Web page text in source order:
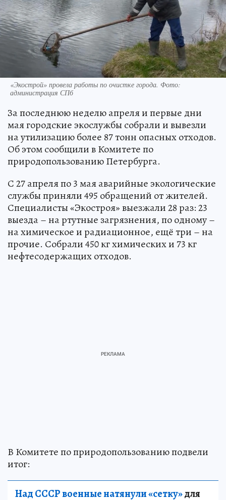
«Экострой» провела работы по очистке города. Фото:
администрация СПб
За последнюю неделю апреля и первые дни
мая городские экослужбы собрали и вывезли
на утилизацию более 87 тонн опасных отходов.
Об этом сообщили в Комитете по
природопользованию Петербурга.
С 27 апреля по 3 мая аварийные экологические
службы приняли 495 обращений от жителей.
Специалисты «Экостроя» выезжали 28 раз: 23
выезда – на ртутные загрязнения, по одному –
на химическое и радиационное, ещё три – на
прочие. Собрали 450 кг химических и 73 кг
нефтесодержащих отходов.
В Комитете по природопользованию подвели
итог:
Над СССР военные натянули «сетку»для